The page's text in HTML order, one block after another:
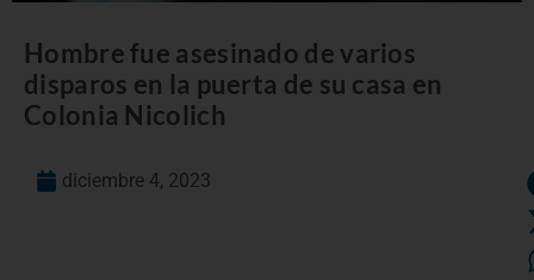
Hombre fue asesinado de varios
disparos en la puerta de su casa en
Colonia Nicolich
diciembre 4, 2023